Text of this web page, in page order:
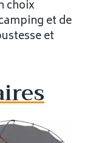
choix
et de
et